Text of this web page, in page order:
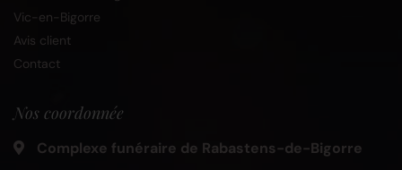
Vic-en-Bigorre
Avis client
Contact
Nos coordonnée
Complexe funéraire de Rabastens-de-Bigorre